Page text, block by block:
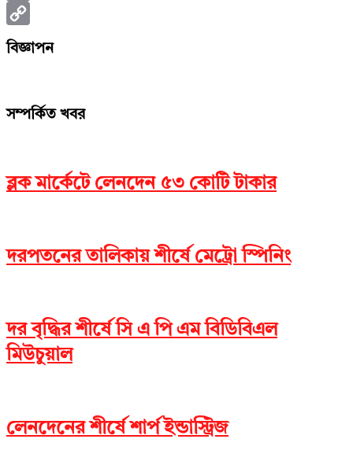
Print
Copy
বিজ্ঞাপন
সম্পর্কিত খবর
ব্লক মার্কেটে লেনদেন ৫৩ কোটি টাকার
দরপতনের তালিকায় শীর্ষে মেট্রো স্পিনিং
দর বৃদ্ধির শীর্ষে সি এ পি এম বিডিবিএল
মিউচুয়াল
লেনদেনের শীর্ষে শার্প ইন্ডাস্ট্রিজ